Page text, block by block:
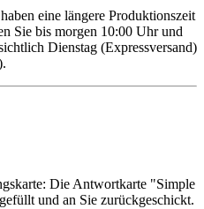
eine längere Produktionszeit
Sie bis morgen 10:00 Uhr und
Dienstag (Expressversand)
Die Antwortkarte "Simple
und an Sie zurückgeschickt.